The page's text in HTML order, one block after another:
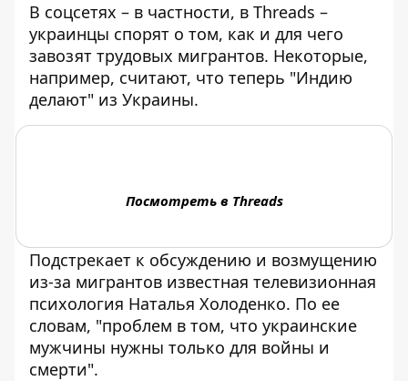
В соцсетях – в частности, в Threads –
украинцы спорят о том, как и для чего
завозят трудовых мигрантов. Некоторые,
например, считают, что теперь "Индию
делают" из Украины.
Посмотреть в Threads
Подстрекает к обсуждению и возмущению
из-за мигрантов известная телевизионная
психология Наталья Холоденко. По ее
словам, "проблем в том, что украинские
мужчины нужны только для войны и
смерти".